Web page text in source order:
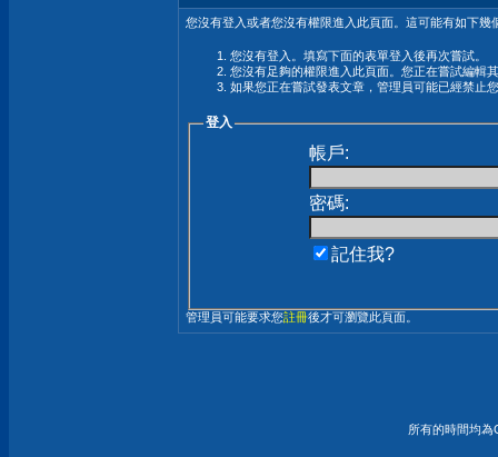
您沒有登入或者您沒有權限進入此頁面。這可能有如下幾
您沒有登入。填寫下面的表單登入後再次嘗試。
您沒有足夠的權限進入此頁面。您正在嘗試編輯
如果您正在嘗試發表文章，管理員可能已經禁止
登入
帳戶:
密碼:
記住我?
管理員可能要求您註冊後才可瀏覽此頁面。
所有的時間均為